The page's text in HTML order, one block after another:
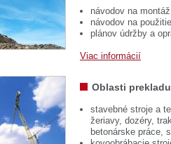
návodov na
návodov na
plánov údržby a
Viac informácií
Oblasti prekladu
stavebné stroje a
žeriavy, dozéry,
betonárske práce,